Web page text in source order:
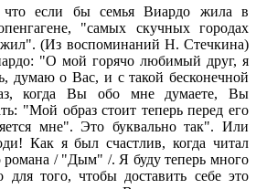
что если бы семья Виардо жила в
"самых скучных городах
(Из воспоминаний Н. Стечкина)
"О мой горячо любимый друг, я
думаю о Вас, и с такой бесконечной
когда Вы обо мне думаете, Вы
"Мой образ стоит теперь перед его
мне". Это буквально так". Или
Как я был счастлив, когда читал
романа / "Дым" /. Я буду теперь много
для того, чтобы доставить себе это